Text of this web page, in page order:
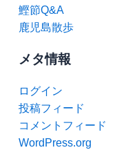
鰹節Q&A
鹿児島散歩
メタ情報
ログイン
投稿フィード
コメントフィード
WordPress.org